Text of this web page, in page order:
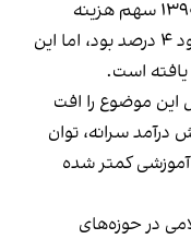
بر اساس آمارهای موسوی‌نیک، در دهه ۱۳۹۰ سهم هزینه
تحصیل فرزندان از کل مخارج خانوار حدود ۴ درصد بود، اما این
موضوع را افت
درآمد سرانه، توان
آموزشی کمتر شده
در حوزه‌های